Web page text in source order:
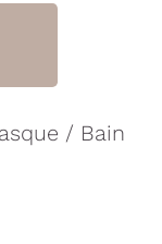
/ Bain